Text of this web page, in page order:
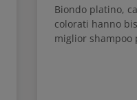
Biondo platino,
colorati hanno
miglior shampoo